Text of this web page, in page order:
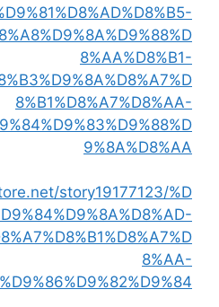
8%AA%D8%B1-
8%B1%D8%A7%D8%AA-
9%8A%D8%AA
story19177123/%D
8%AA-